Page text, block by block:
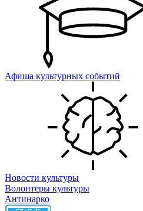
Афиша культурных событий
Новости культуры
Волонтеры культуры
Антинарко